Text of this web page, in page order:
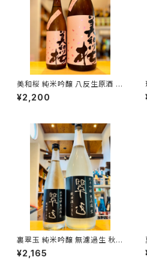
美和桜 純米吟醸 八反生原酒 7
20ml１本（美和桜酒造・広島県
三次市三和町）
¥2,200
裏翠玉 純米吟醸 無濾過生 秋田
酒こまち 720ml１本（両関酒
造・秋田県湯沢市前森）
¥2,165